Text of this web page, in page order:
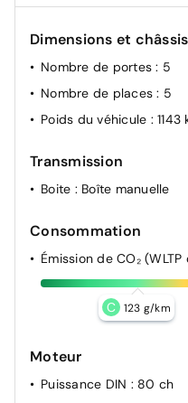
Dimensions et châssis
Nombre de portes: 5
Nombre de places: 5
Poids du véhicule : 1143
Transmission
Boite : Boîte manuelle
Consommation
Émission de CO₂
C 123 g/km
Moteur
Puissance DIN : 80 ch